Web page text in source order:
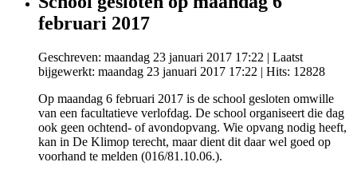
februari 2017
Geschreven: maandag 23 januari 2017 17:22 | Laatst
bijgewerkt: maandag 23 januari 2017 17:22 | Hits: 12828
Op maandag 6 februari 2017 is de school gesloten omwille
van een facultatieve verlofdag. De school organiseert die dag
ook geen ochtend- of avondopvang. Wie opvang nodig heeft,
kan in De Klimop terecht, maar dient dit daar wel goed op
voorhand te melden (016/81.10.06.).